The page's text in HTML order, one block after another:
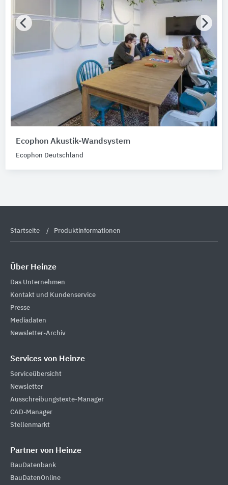
Ecophon Akustik-Wandsystem
Ecophon Deutschland
Startseite Produktinformationen
Über Heinze
Das Unternehmen
Kontakt und Kundenservice
Presse
Mediadaten
Newsletter-Archiv
Services von Heinze
Serviceübersicht
Newsletter
Ausschreibungstexte-Manager
CAD-Manager
Stellenmarkt
Partner von Heinze
BauDatenbank
BauDatenOnline